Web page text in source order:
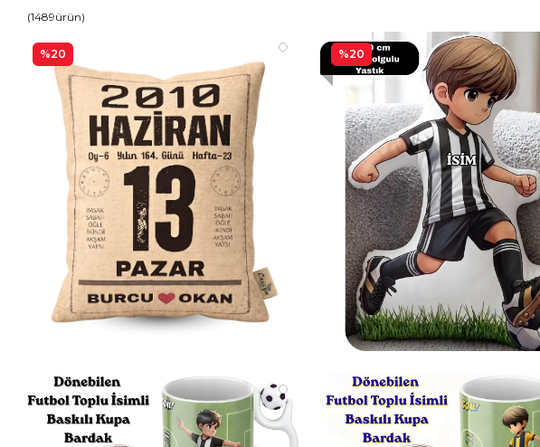
(1489ürün)
%20 %20